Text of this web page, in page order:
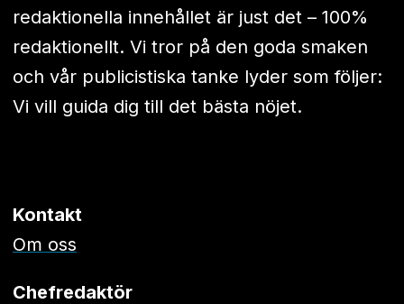
redaktionella innehållet är just det – 100%
redaktionellt. Vi tror på den goda smaken
och vår publicistiska tanke lyder som följer:
Vi vill guida dig till det bästa nöjet.
Kontakt
Om oss
Chefredaktör